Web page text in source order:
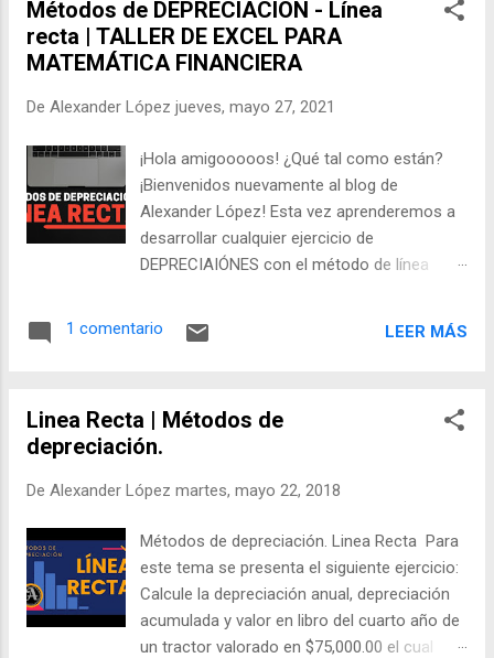
Métodos de DEPRECIACIÓN - Línea
recta | TALLER DE EXCEL PARA
MATEMÁTICA FINANCIERA
De Alexander López jueves, mayo 27, 2021
¡Hola amigooooos! ¿Qué tal como están?
¡Bienvenidos nuevamente al blog de
Alexander López! Esta vez aprenderemos a
desarrollar cualquier ejercicio de
DEPRECIAIÓNES con el método de línea
saquen el máximo provecho. ¡No olviden
decide adquirir un equipo de video para
realizar tareas de capacitación. Su costo es
durante 5 años, al cabo de los cuales
Su valor de desecho es de
aproximadamente $500. a) Determine la
depreciación anual por el método de línea
recta. b) Elabore la tabla de depreciación.
1 comentario LEER MÁS
Linea Recta | Métodos de
depreciación.
De Alexander López martes, mayo 22, 2018
Métodos de depreciación. Linea Recta Para
este tema se presenta el siguiente ejercicio:
Calcule la depreciación anual, depreciación
acumulada y valor en libro del cuarto año de
un tractor valorado en $75,000.00 el cual